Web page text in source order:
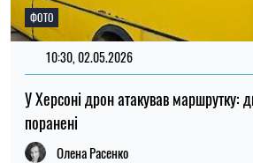
ФОТО
10:30, 02.05.2026
У Херсоні дрон атакував маршрутку:
поранені
Олена Расенко